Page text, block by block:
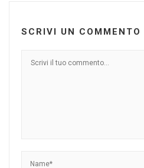
SCRIVI UN COMMENTO